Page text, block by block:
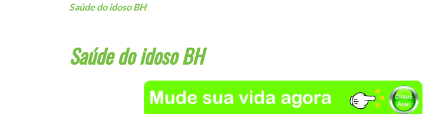
Saúde do idoso BH
Saúde do idoso BH